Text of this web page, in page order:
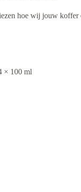
hoe wij jouw
× 100 ml